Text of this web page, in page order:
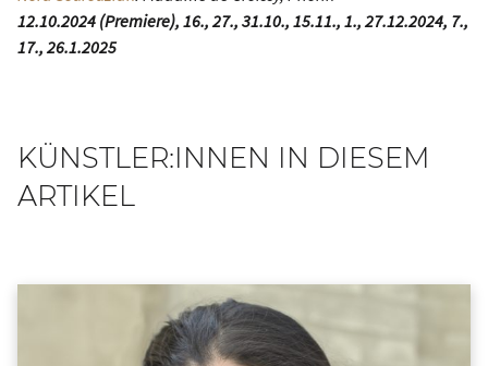
12.10.2024 (Premiere), 16., 27., 31.10., 15.11., 1., 27.12.2024, 7.,
17., 26.1.2025
KÜNSTLER:INNEN IN DIESEM
ARTIKEL